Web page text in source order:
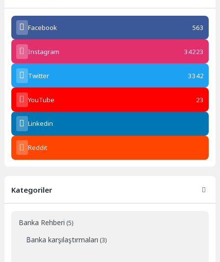
Facebook 563
Instagram 34223
Twitter 3342
YouTube 23
Linkedin
Reddit
Kategoriler
Banka Rehberi (5)
Banka karşılaştırmaları (3)